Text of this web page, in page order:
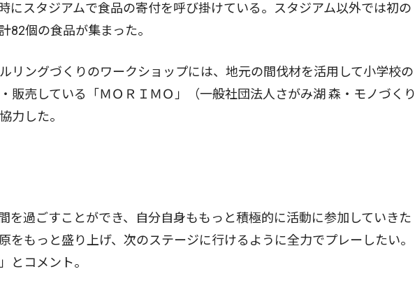
にスタジアムで食品の寄付を呼び掛けている。スタジアム以外では初の
82個の食品が集まった。
リングづくりのワークショップには、地元の間伐材を活用して小学校の
販売している「ＭＯＲＩＭＯ」（一般社団法人さがみ湖 森・モノづくり
力した。
を過ごすことができ、自分自身ももっと積極的に活動に参加していきた
をもっと盛り上げ、次のステージに行けるように全力でプレーしたい。
とコメント。